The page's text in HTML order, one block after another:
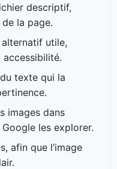
descriptif,
la page.
utile,
texte qui la
images dans
les explorer.
afin que l’image